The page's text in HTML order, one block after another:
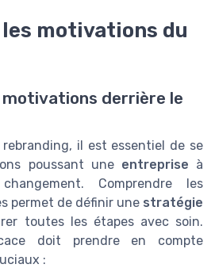
motivations du
derrière le
il est essentiel de se
poussant une entreprise à
Comprendre les
permet de définir une stratégie
toutes les étapes avec soin.
doit prendre en compte
: